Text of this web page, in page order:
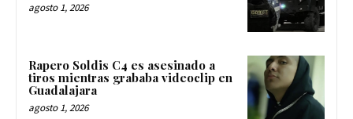
agosto 1, 2026
Rapero Soldis C4 es asesinado a
tiros mientras grababa videoclip en
Guadalajara
agosto 1, 2026